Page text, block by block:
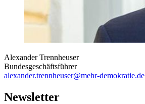
Alexander Trennheuser
Bundesgeschäftsführer
alexander.trennheuser@mehr-demokratie.de
Newsletter